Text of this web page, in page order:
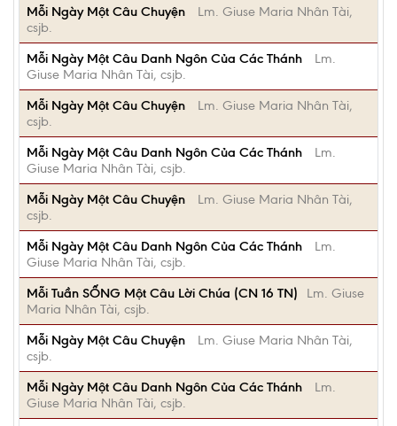
Mỗi Ngày Một Câu Chuyện
Lm. Giuse Maria Nhân Tài,
csjb.
Mỗi Ngày Một Câu Danh Ngôn Của Các Thánh
Lm.
Giuse Maria Nhân Tài, csjb.
Mỗi Ngày Một Câu Chuyện
Lm. Giuse Maria Nhân Tài,
csjb.
Mỗi Ngày Một Câu Danh Ngôn Của Các Thánh
Lm.
Giuse Maria Nhân Tài, csjb.
Mỗi Ngày Một Câu Chuyện
Lm. Giuse Maria Nhân Tài,
csjb.
Mỗi Ngày Một Câu Danh Ngôn Của Các Thánh
Lm.
Giuse Maria Nhân Tài, csjb.
Mỗi Tuần SỐNG Một Câu Lời Chúa (CN 16 TN)
Lm. Giuse
Maria Nhân Tài, csjb.
Mỗi Ngày Một Câu Chuyện
Lm. Giuse Maria Nhân Tài,
csjb.
Mỗi Ngày Một Câu Danh Ngôn Của Các Thánh
Lm.
Giuse Maria Nhân Tài, csjb.